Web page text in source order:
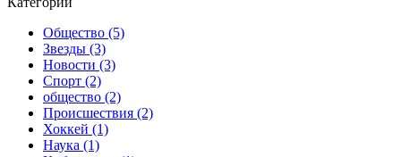
Общество (5)
Звезды (3)
Новости (3)
Спорт (2)
общество (2)
Происшествия (2)
Хоккей (1)
Наука (1)